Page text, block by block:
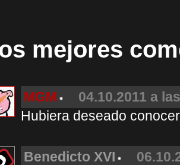
mejores
MGM
04.10.2011 a
Hubiera deseado
Benedicto XVI